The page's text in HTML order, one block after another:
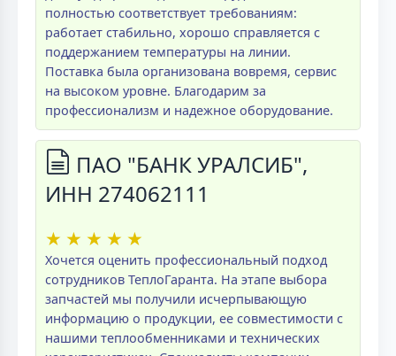
полностью соответствует требованиям:
работает стабильно, хорошо справляется с
поддержанием температуры на линии.
Поставка была организована вовремя, сервис
на высоком уровне. Благодарим за
профессионализм и надежное оборудование.
ПАО "БАНК УРАЛСИБ",
ИНН 274062111
★ ★ ★ ★ ★
Хочется оценить профессиональный подход
сотрудников ТеплоГаранта. На этапе выбора
запчастей мы получили исчерпывающую
информацию о продукции, ее совместимости с
нашими теплообменниками и технических